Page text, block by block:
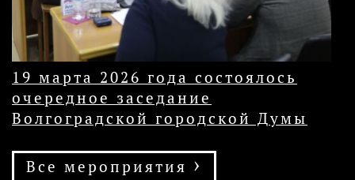
19 марта 2026 года состоялось
очередное заседание
Волгоградской городской Думы
Все мероприятия ›